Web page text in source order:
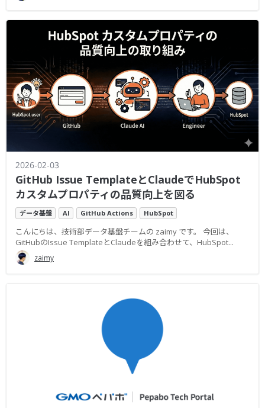
2026-02-03
GitHub Issue TemplateとClaudeでHubSpot
カスタムプロパティの品質向上を図る
データ基盤 AI GitHub Actions HubSpot
こんにちは、技術部データ基盤チームの zaimy です。 今回は、
GitHubのIssue TemplateとClaudeを組み合わせて、HubSpot...
zaimy